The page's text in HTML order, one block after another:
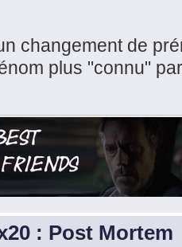
changement de
plus "connu"
: Post Mortem